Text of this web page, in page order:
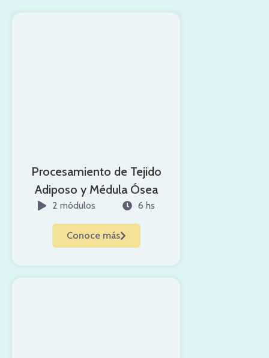
Procesamiento de Tejido
Adiposo y Médula Ósea
2 módulos 6 hs
Conoce más